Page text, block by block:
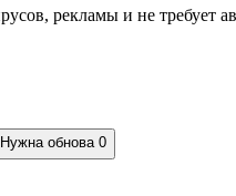
рекламы и не требует
обнова0